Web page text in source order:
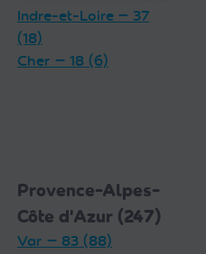
Indre-et-Loire — 37
(18)
Cher — 18 (6)
Provence-Alpes-
Côte d'Azur (247)
Var — 83 (88)